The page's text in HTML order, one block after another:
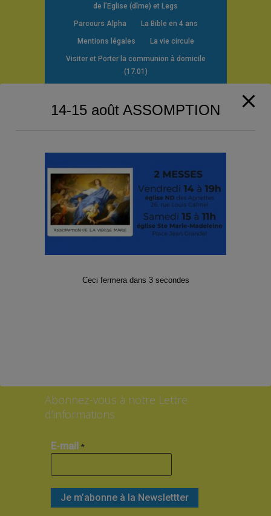
de l’Eglise (dîme) et Legs
Parcours Alpha La Bible en 4 ans
Mentions légales La vie circule
Visiter et Porter la communion à domicile
(17.01)
Gennevilliers
Téléphone : 01 47 98 79 26
secret.pargen@free.fr
Suivez-nous sur les Réseaux sociaux
Abonnez-vous à notre Lettre
d’informations
E-mail *
14-15 août ASSOMPTION
Ceci fermera dans 3secondes